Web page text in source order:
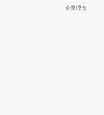
企業理念